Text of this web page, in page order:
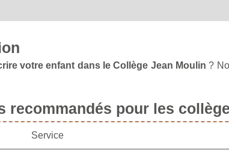
votre enfant dans le Collège Jean Moulin ?
recommandés pour les
Service